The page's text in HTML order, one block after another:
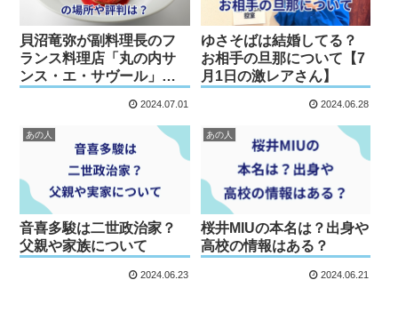
貝沼竜弥が副料理長のフ
ランス料理店「丸の内サ
ンス・エ・サヴール」の
2024.07.01
ゆさそばは結婚してる？
お相手の旦那について【7
月1日の激レアさん】
2024.06.28
あの人
音喜多駿は二世政治家？
父親や家族について
2024.06.23
あの人
桜井MIUの本名は？出身や
高校の情報はある？
2024.06.21